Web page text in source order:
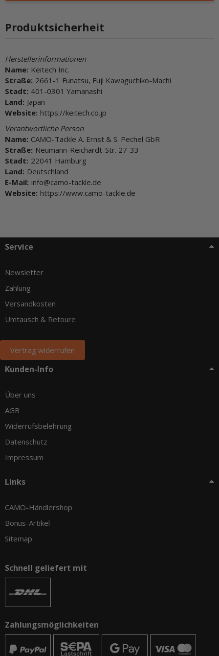
Produktsicherheit
Herstellerinformationen
Name: Keitech Inc.
Straße: 2661-1 Funatsu, Fuji Kawaguchiko-Machi
Stadt: 401-0301 Yamanashi
Land: Japan
Website: https://keitech.co.jp
Verantwortliche Person
Name: CAMO-Tackle A. Ernst & S. Pechel GbR
Straße: Neumann-Reichardt-Str. 27-33
Stadt: 22041 Hamburg
Land: Deutschland
E-Mail: info@camo-tackle.de
Website: https://www.camo-tackle.de
Service
Newsletter
Zahlung
Versandkosten
Umtausch & Retoure
Vertrag widerrufen
Kunden-Info
Über uns
AGB
Widerrufsbelehrung
Datenschutz
Impressum
Links
CAMO-Händlershop
Bonus-Artikel
Sitemap
Schnell geliefert mit
Zahlungsmöglichkeiten